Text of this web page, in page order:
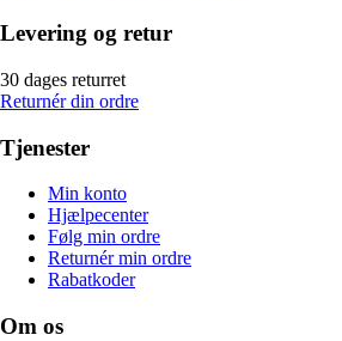
Levering og retur
30 dages returret
Returnér din ordre
Tjenester
Min konto
Hjælpecenter
Følg min ordre
Returnér min ordre
Rabatkoder
Om os